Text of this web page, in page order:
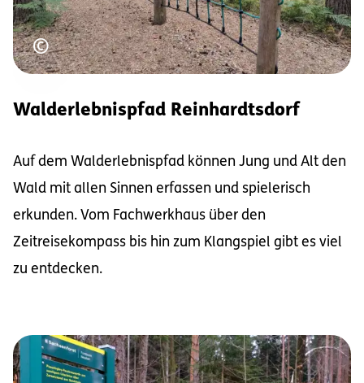
©Urheberrecht
Walderlebnispfad Reinhardtsdorf
Auf dem Walderlebnispfad können Jung und Alt den
Wald mit allen Sinnen erfassen und spielerisch
erkunden. Vom Fachwerkhaus über den
Zeitreisekompass bis hin zum Klangspiel gibt es viel
zu entdecken.